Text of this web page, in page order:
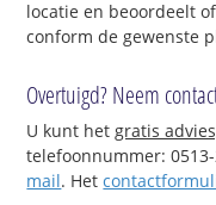
locatie en beoordeelt
conform de gewenste
Overtuigd? Neem
U kunt hetgratis
telefoonnummer:
mail. Het